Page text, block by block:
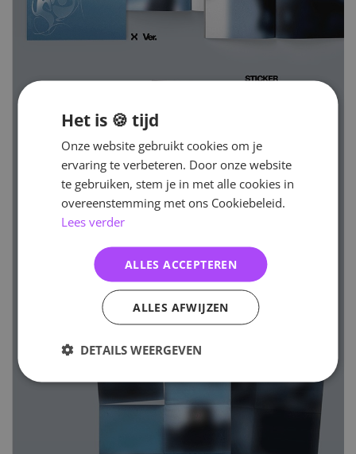
Het is 🍪 tijd
Onze website gebruikt cookies om je
ervaring te verbeteren. Door onze website
te gebruiken, stem je in met alle cookies in
overeenstemming met ons Cookiebeleid.
Lees verder
ALLES ACCEPTEREN
ALLES AFWIJZEN
DETAILS WEERGEVEN